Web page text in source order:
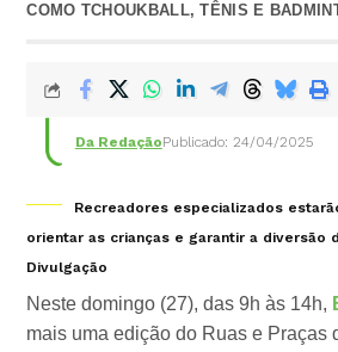
COMO TCHOUKBALL, TÊNIS E
Da RedaçãoPublicado: 24/04/2025
Recreadores especializados
orientar as crianças e garantir a diversão
Divulgação
Neste domingo (27), das 9h às 14h,
mais uma edição do Ruas e Praças